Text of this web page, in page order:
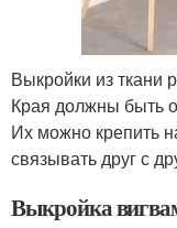
Выкройки из ткани
Края должны быть
Их можно крепить
связывать друг с
Выкройка